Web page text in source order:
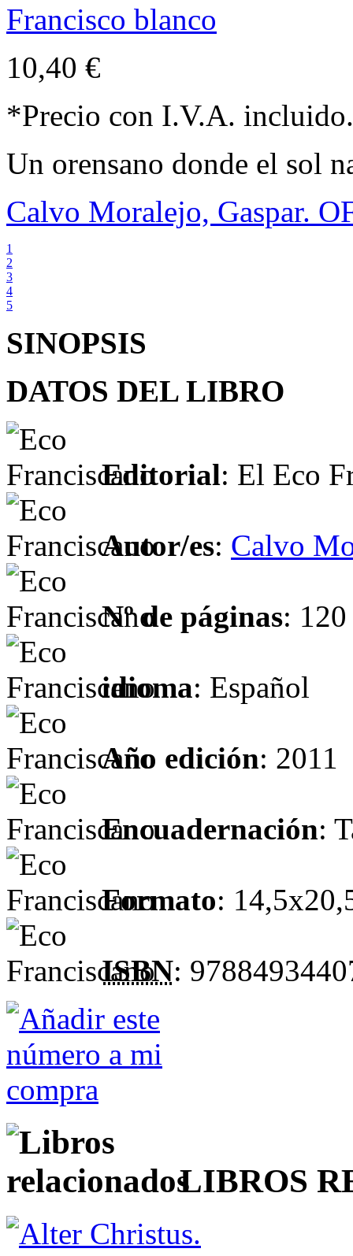
10,40 €
*Precio con I.V.A. incluido.
Un orensano donde el sol
Calvo Moralejo, Gaspar.
1
2
3
4
5
SINOPSIS
DATOS DEL LIBRO
Editorial: El Eco
Autor/es: Calvo
Nº de páginas: 120
idioma: Español
Año edición: 2011
Encuadernación:
Formato:
ISBN:
LIBROS